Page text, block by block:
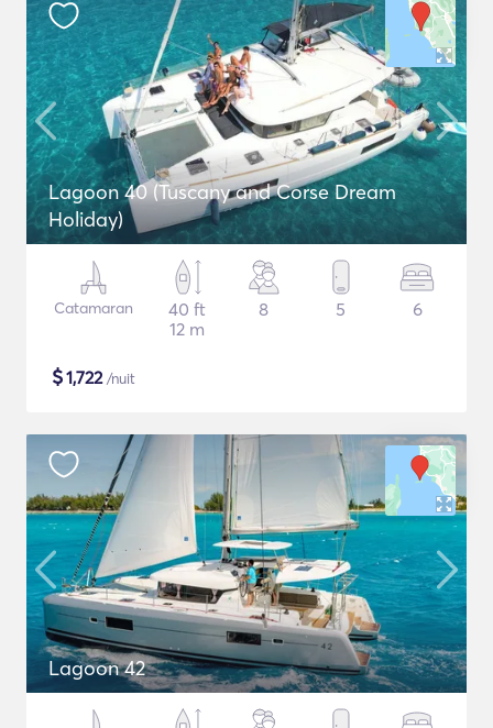
Lagoon 40 (Tuscany and Corse Dream
Holiday)
Catamaran
40 ft
12 m
8 5 6
$1,722/nuit
Lagoon 42